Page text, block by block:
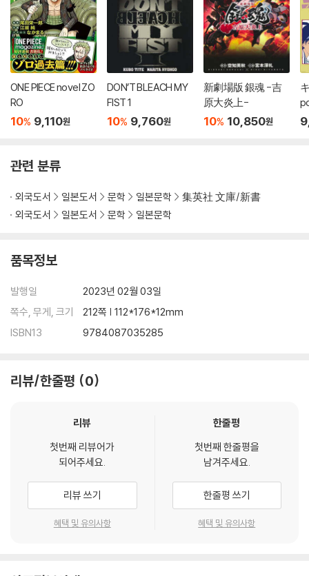
ONE PIECE novel ZO
RO
10% 9,110원
DON’T BLEACH MY
FIST 1
10% 9,760원
新劇場版 銀魂 -吉
原大炎上-
10% 10,850원
관련 분류
외국도서 일본도서 문학 일본문학
集英社 文庫/新書
외국도서
일본도서 문학 일본문학
품목정보
발행일
2023년 02월 03일
쪽수, 무게, 크기
212쪽 | 112*176*12mm
ISBN13
9784087035285
리뷰/한줄평 0
리뷰
첫번째 리뷰어가
되어주세요.
리뷰 쓰기
혜택 및 유의사항
한줄평
첫번째 한줄평을
남겨주세요.
한줄평 쓰기
혜택 및 유의사항